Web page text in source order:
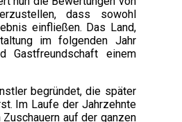
dass sowohl
einfließen. Das Land,
im folgenden Jahr
Gastfreundschaft einem
begründet, die später
Im Laufe der Jahrzehnte
auf der ganzen